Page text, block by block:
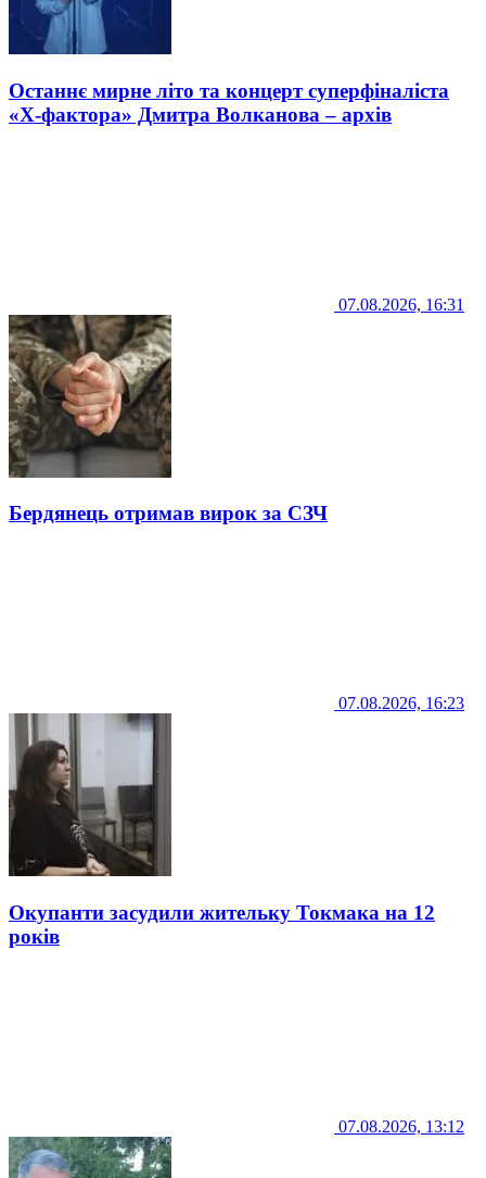
Останнє мирне літо та концерт суперфіналіста
«Х-фактора» Дмитра Волканова – архів
07.08.2026, 16:31
Бердянець отримав вирок за СЗЧ
07.08.2026, 16:23
Окупанти засудили жительку Токмака на 12
років
07.08.2026, 13:12